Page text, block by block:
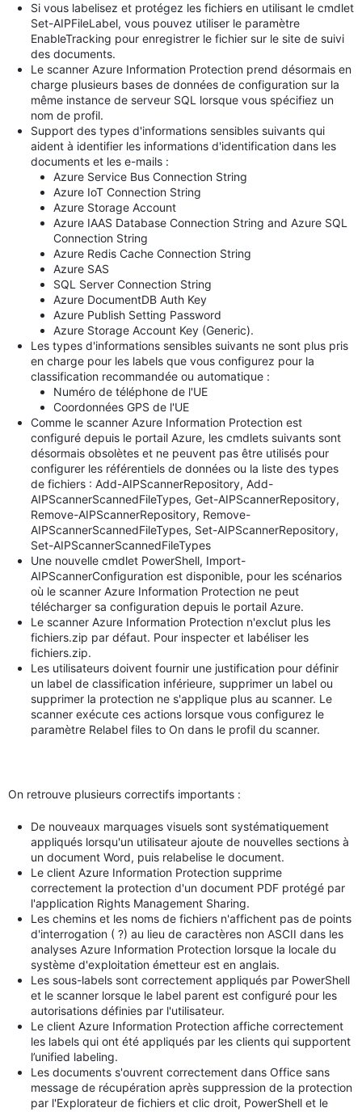
Si vous labelisez et protégez les fichiers en utilisant le cmdlet
Set-AIPFileLabel, vous pouvez utiliser le paramètre
EnableTracking pour enregistrer le fichier sur le site de suivi
des documents.
Le scanner Azure Information Protection prend désormais en
charge plusieurs bases de données de configuration sur la
même instance de serveur SQL lorsque vous spécifiez un
nom de profil.
Support des types d'informations sensibles suivants qui
aident à identifier les informations d'identification dans les
documents et les e-mails :
Azure Service Bus Connection String
Azure IoT Connection String
Azure Storage Account
Azure IAAS Database Connection String and Azure SQL
Connection String
Azure Redis Cache Connection String
Azure SAS
SQL Server Connection String
Azure DocumentDB Auth Key
Azure Publish Setting Password
Azure Storage Account Key (Generic).
Les types d'informations sensibles suivants ne sont plus pris
en charge pour les labels que vous configurez pour la
classification recommandée ou automatique :
Numéro de téléphone de l'UE
Coordonnées GPS de l'UE
Comme le scanner Azure Information Protection est
configuré depuis le portail Azure, les cmdlets suivants sont
désormais obsolètes et ne peuvent pas être utilisés pour
configurer les référentiels de données ou la liste des types
de fichiers : Add-AIPScannerRepository, Add-
AIPScannerScannedFileTypes, Get-AIPScannerRepository,
Remove-AIPScannerRepository, Remove-
AIPScannerScannedFileTypes, Set-AIPScannerRepository,
Set-AIPScannerScannedFileTypes
Une nouvelle cmdlet PowerShell, Import-
AIPScannerConfiguration est disponible, pour les scénarios
où le scanner Azure Information Protection ne peut
télécharger sa configuration depuis le portail Azure.
Le scanner Azure Information Protection n'exclut plus les
fichiers.zip par défaut. Pour inspecter et labéliser les
fichiers.zip.
Les utilisateurs doivent fournir une justification pour définir
un label de classification inférieure, supprimer un label ou
supprimer la protection ne s'applique plus au scanner. Le
scanner exécute ces actions lorsque vous configurez le
paramètre Relabel files to On dans le profil du scanner.
On retrouve plusieurs correctifs importants :
De nouveaux marquages visuels sont systématiquement
appliqués lorsqu'un utilisateur ajoute de nouvelles sections à
un document Word, puis relabelise le document.
Le client Azure Information Protection supprime
correctement la protection d'un document PDF protégé par
l'application Rights Management Sharing.
Les chemins et les noms de fichiers n'affichent pas de points
d'interrogation ( ?) au lieu de caractères non ASCII dans les
analyses Azure Information Protection lorsque la locale du
système d'exploitation émetteur est en anglais.
Les sous-labels sont correctement appliqués par PowerShell
et le scanner lorsque le label parent est configuré pour les
autorisations définies par l'utilisateur.
Le client Azure Information Protection affiche correctement
les labels qui ont été appliqués par les clients qui supportent
l’unified labeling.
Les documents s'ouvrent correctement dans Office sans
message de récupération après suppression de la protection
par l'Explorateur de fichiers et clic droit, PowerShell et le